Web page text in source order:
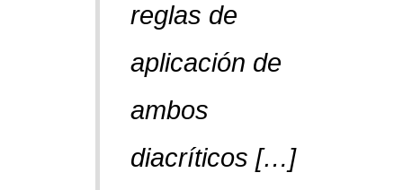
reglas de
aplicación de
ambos
diacríticos […]